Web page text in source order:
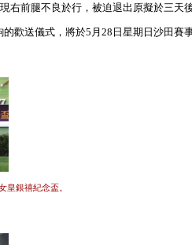
右前腿不良於行，被迫退出原擬於三
歡送儀式，將於5月28日星期日沙田賽
皇銀禧紀念盃。